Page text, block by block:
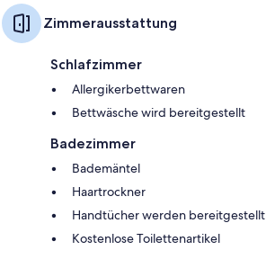
Zimmerausstattung
Schlafzimmer
Allergikerbettwaren
Bettwäsche wird bereitgestellt
Badezimmer
Bademäntel
Haartrockner
Handtücher werden bereitgestellt
Kostenlose Toilettenartikel